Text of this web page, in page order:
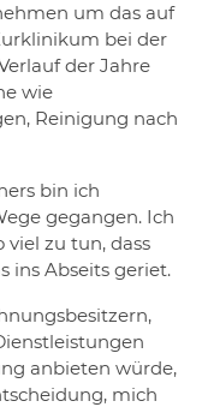
um das auf
bei der
der Jahre
wie
Reinigung nach
bin ich
gegangen. Ich
zu tun, dass
ins Abseits geriet.
anbieten würde,
mich